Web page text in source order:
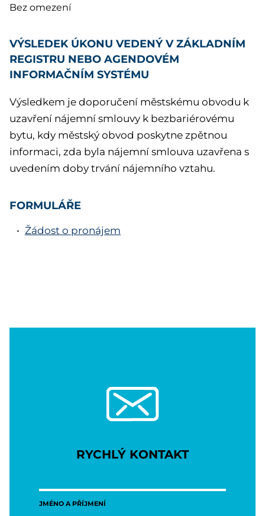
Bez omezení
VÝSLEDEK ÚKONU VEDENÝ V ZÁKLADNÍM
REGISTRU NEBO AGENDOVÉM
INFORMAČNÍM SYSTÉMU
Výsledkem je doporučení městskému obvodu k
uzavření nájemní smlouvy k bezbariérovému
bytu, kdy městský obvod poskytne zpětnou
informaci, zda byla nájemní smlouva uzavřena s
uvedením doby trvání nájemního vztahu.
FORMULÁŘE
Žádost o pronájem
RYCHLÝ KONTAKT
JMÉNO A PŘÍJMENÍ